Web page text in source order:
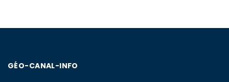
GÉO-CANAL-INFO